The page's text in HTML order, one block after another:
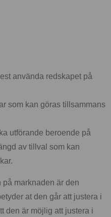
använda redskapet på
som kan göras tillsammans
utförande beroende på
av tillval som kan
marknaden är den
at den går att justera i
den är möjlig att justera i